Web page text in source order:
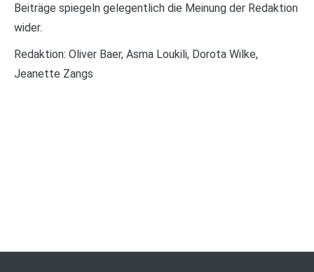
Beiträge spiegeln gelegentlich die Meinung der Redaktion
wider.
Redaktion: Oliver Baer, Asma Loukili, Dorota Wilke,
Jeanette Zangs